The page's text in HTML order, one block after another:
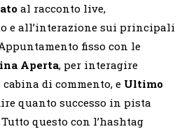
al racconto live,
e all’interazione sui principali
fisso con le
Aperta, per interagire
di commento, e Ultimo
quanto successo in pista
questo con l’hashtag